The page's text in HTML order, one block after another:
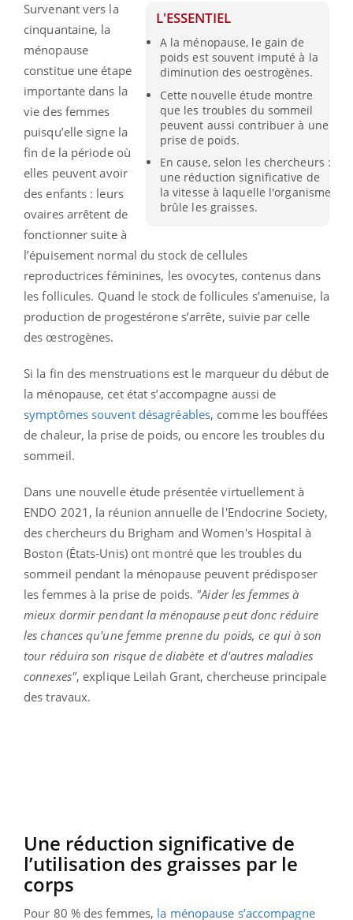
L'ESSENTIEL
A la ménopause, le gain de
poids est souvent imputé à la
diminution des oestrogènes.
Cette nouvelle étude montre
que les troubles du sommeil
peuvent aussi contribuer à une
prise de poids.
En cause, selon les chercheurs :
une réduction significative de
la vitesse à laquelle l'organisme
brûle les graisses.
Survenant vers la
cinquantaine, la
ménopause
constitue une étape
importante dans la
vie des femmes
puisqu’elle signe la
fin de la période où
elles peuvent avoir
des enfants : leurs
ovaires arrêtent de
fonctionner suite à
l’épuisement normal du stock de cellules
reproductrices féminines, les ovocytes, contenus dans
les follicules. Quand le stock de follicules s’amenuise, la
production de progestérone s’arrête, suivie par celle
des œstrogènes.
Si la fin des menstruations est le marqueur du début de
la ménopause, cet état s’accompagne aussi de
symptômes souvent désagréables, comme les bouffées
de chaleur, la prise de poids, ou encore les troubles du
sommeil.
Dans une nouvelle étude présentée virtuellement à
ENDO 2021, la réunion annuelle de l'Endocrine Society,
des chercheurs du Brigham and Women's Hospital à
Boston (États-Unis) ont montré que les troubles du
sommeil pendant la ménopause peuvent prédisposer
les femmes à la prise de poids. "Aider les femmes à
mieux dormir pendant la ménopause peut donc réduire
les chances qu'une femme prenne du poids, ce qui à son
tour réduira son risque de diabète et d'autres maladies
connexes", explique Leilah Grant, chercheuse principale
des travaux.
Une réduction significative de
l’utilisation des graisses par le
corps
Pour 80 % des femmes, la ménopause s’accompagne